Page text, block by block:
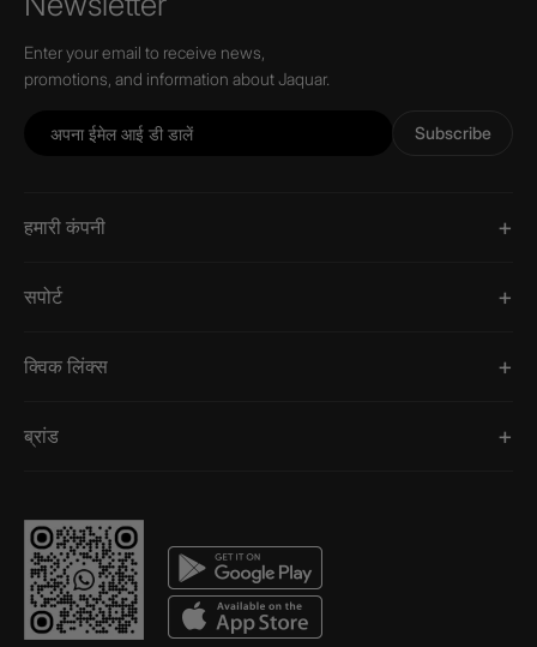
Enter your email to receive news,
promotions, and information about Jaquar.
Subscribe
हमारी कंपनी
सपोर्ट
क्विक लिंक्स
ब्रांड